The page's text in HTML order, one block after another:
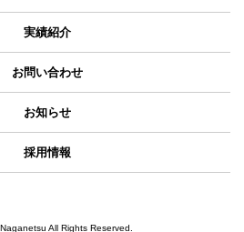
実績紹介
お問い合わせ
お知らせ
採用情報
All Rights Reserved.